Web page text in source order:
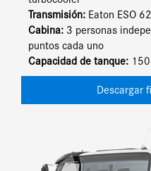
Transmisión: Eaton ESO
Cabina: 3 personas
puntos cada uno
Capacidad de tanque:
Descargar